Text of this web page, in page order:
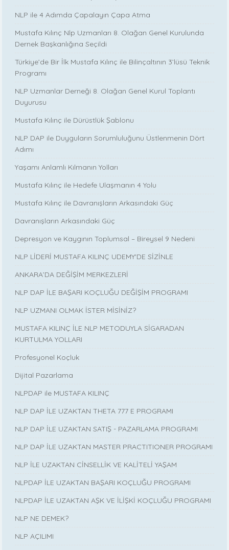
NLP ile 4 Adımda Çapalayın Çapa Atma
Mustafa Kılınç Nlp Uzmanları 8. Olağan Genel Kurulunda
Dernek Başkanlığına Seçildi
Türkiye’de Bir İlk Mustafa Kılınç ile Bilinçaltının 3’lüsü Teknik
Programı
NLP Uzmanlar Derneği 8. Olağan Genel Kurul Toplantı
Duyurusu
Mustafa Kılınç ile Dürüstlük Şablonu
NLP DAP ile Duyguların Sorumluluğunu Üstlenmenin Dört
Adımı
Yaşamı Anlamlı Kılmanın Yolları
Mustafa Kılınç ile Hedefe Ulaşmanın 4 Yolu
Mustafa Kılınç ile Davranışların Arkasındaki Güç
Davranışların Arkasındaki Güç
Depresyon ve Kaygının Toplumsal – Bireysel 9 Nedeni
NLP LİDERİ MUSTAFA KILINÇ UDEMY'DE SİZİNLE
ANKARA’DA DEĞİŞİM MERKEZLERİ
NLP DAP İLE BAŞARI KOÇLUĞU DEĞİŞİM PROGRAMI
NLP UZMANI OLMAK İSTER MİSİNİZ?
MUSTAFA KILINÇ İLE NLP METODUYLA SİGARADAN
KURTULMA YOLLARI
Profesyonel Koçluk
Dijital Pazarlama
NLPDAP ile MUSTAFA KILINÇ
NLP DAP İLE UZAKTAN THETA 777 E PROGRAMI
NLP DAP İLE UZAKTAN SATIŞ - PAZARLAMA PROGRAMI
NLP DAP İLE UZAKTAN MASTER PRACTITIONER PROGRAMI
NLP İLE UZAKTAN CİNSELLİK VE KALİTELİ YAŞAM
NLPDAP İLE UZAKTAN BAŞARI KOÇLUĞU PROGRAMI
NLPDAP İLE UZAKTAN AŞK VE İLİŞKİ KOÇLUĞU PROGRAMI
NLP NE DEMEK?
NLP AÇILIMI